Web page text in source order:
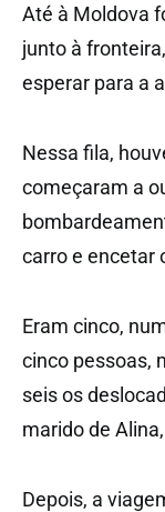
Até à Moldova
junto à
esperar para a
Nessa fila,
começaram a
carro e encetar
Eram cinco,
cinco pessoas,
seis os
marido de
Depois, a